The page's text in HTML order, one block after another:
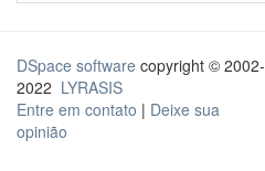
DSpace software copyright © 2002-
2022 LYRASIS
Entre em contato | Deixe sua
opinião